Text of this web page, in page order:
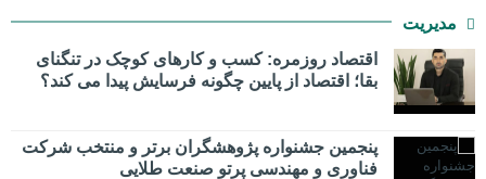
مدیریت
اقتصاد روزمره: کسب‌ و کارهای کوچک در تنگنای
بقا؛ اقتصاد از پایین چگونه فرسایش پیدا می کند؟
پنجمین جشنواره پژوهشگران برتر و منتخب شرکت
فناوری و مهندسی پرتو صنعت طلایی